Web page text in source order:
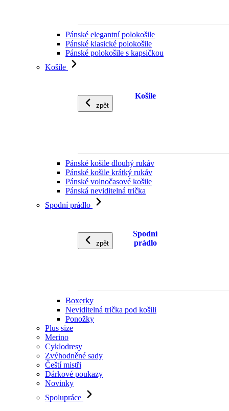
Pánské elegantní polokošile
Pánské klasické polokošile
Pánské polokošile s kapsičkou
Košile
zpět
Košile
Pánské košile dlouhý rukáv
Pánské košile krátký rukáv
Pánské volnočasové košile
Pánská neviditelná trička
Spodní prádlo
zpět
Spodní
prádlo
Boxerky
Neviditelná trička pod košili
Ponožky
Plus size
Merino
Cyklodresy
Zvýhodněné sady
Čeští mistři
Dárkové poukazy
Novinky
Spolupráce